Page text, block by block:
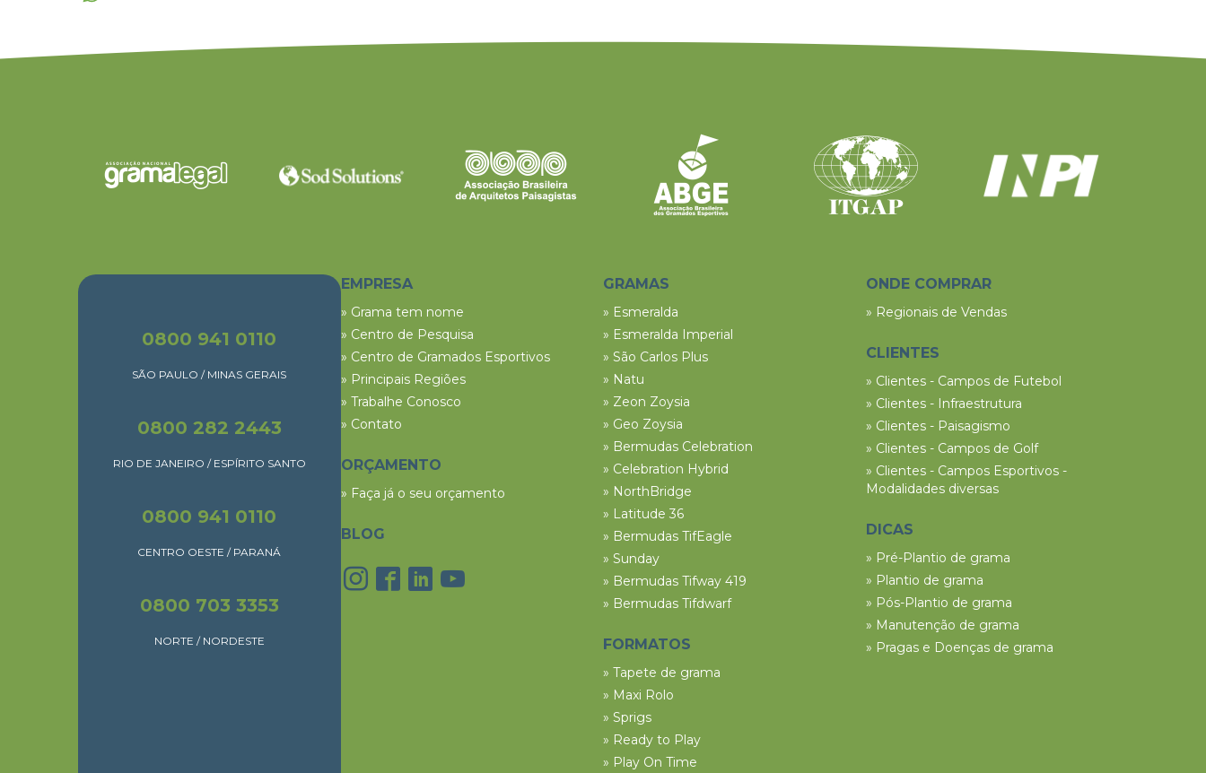
0800 941 0110
SÃO PAULO / MINAS GERAIS
0800 282 2443
RIO DE JANEIRO / ESPÍRITO SANTO
0800 941 0110
CENTRO OESTE / PARANÁ
0800 703 3353
NORTE / NORDESTE
EMPRESA
» Grama tem nome
» Centro de Pesquisa
» Centro de Gramados Esportivos
» Principais Regiões
» Trabalhe Conosco
» Contato
ORÇAMENTO
» Faça já o seu orçamento
BLOG
GRAMAS
» Esmeralda
» Esmeralda Imperial
» São Carlos Plus
» Natu
» Zeon Zoysia
» Geo Zoysia
» Bermudas Celebration
» Celebration Hybrid
» NorthBridge
» Latitude 36
» Bermudas TifEagle
» Sunday
» Bermudas Tifway 419
» Bermudas Tifdwarf
FORMATOS
» Tapete de grama
» Maxi Rolo
» Sprigs
» Ready to Play
» Play On Time
ONDE COMPRAR
» Regionais de Vendas
CLIENTES
» Clientes - Campos de Futebol
» Clientes - Infraestrutura
» Clientes - Paisagismo
» Clientes - Campos de Golf
» Clientes - Campos Esportivos -
Modalidades diversas
DICAS
» Pré-Plantio de grama
» Plantio de grama
» Pós-Plantio de grama
» Manutenção de grama
» Pragas e Doenças de grama